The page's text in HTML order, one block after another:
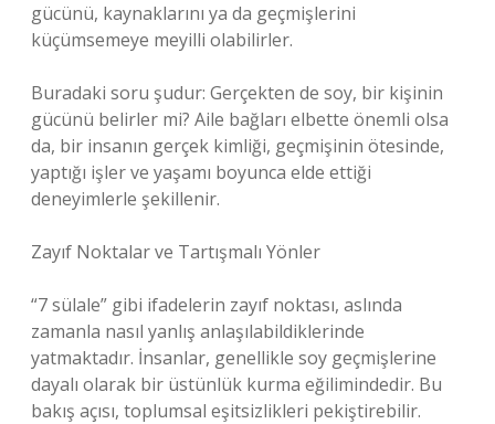
gücünü, kaynaklarını ya da geçmişlerini
küçümsemeye meyilli olabilirler.
Buradaki soru şudur: Gerçekten de soy, bir kişinin
gücünü belirler mi? Aile bağları elbette önemli olsa
da, bir insanın gerçek kimliği, geçmişinin ötesinde,
yaptığı işler ve yaşamı boyunca elde ettiği
deneyimlerle şekillenir.
Zayıf Noktalar ve Tartışmalı Yönler
“7 sülale” gibi ifadelerin zayıf noktası, aslında
zamanla nasıl yanlış anlaşılabildiklerinde
yatmaktadır. İnsanlar, genellikle soy geçmişlerine
dayalı olarak bir üstünlük kurma eğilimindedir. Bu
bakış açısı, toplumsal eşitsizlikleri pekiştirebilir.